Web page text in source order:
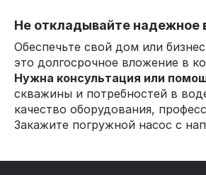
Не откладывайте надежное
Обеспечьте свой дом или
это долгосрочное вложение в
Нужна консультация или
скважины и потребностей в
качество оборудования,
Закажите погружной насос с